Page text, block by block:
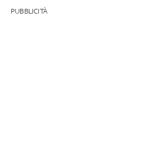
PUBBLICITÀ